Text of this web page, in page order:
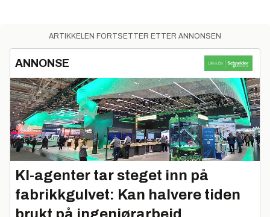
ARTIKKELEN FORTSETTER ETTER ANNONSEN
ANNONSE
KI-agenter tar steget inn på
fabrikkgulvet: Kan halvere tiden